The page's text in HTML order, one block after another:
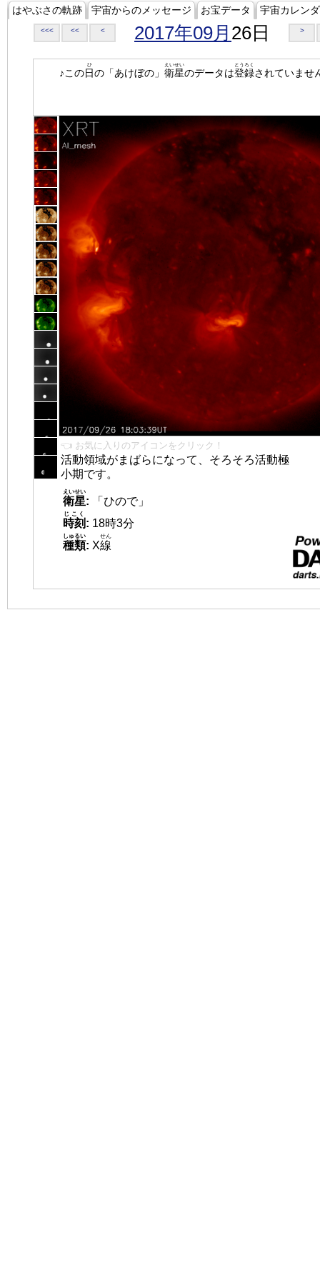
はやぶさの軌跡 宇宙からのメッセージ お宝データ 宇宙カレン
<<< << < 2017年09月 26日 >
♪この日
ひ
の「あけぼの」 衛星
えいせい
のデータは登録
とうろく
されていませ
👈 お気に入りのアイコンをクリック！
活動領域がまばらになって、そろそろ活動極
小期です。
衛星
えいせい
:
「ひので」
時刻
じこく
: 18時3分
種類
しゅるい
: X線
せん